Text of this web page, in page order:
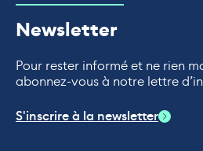
Newsletter
Pour rester informé et ne rien
abonnez-vous à notre lettre
S'inscrire à la newsletter